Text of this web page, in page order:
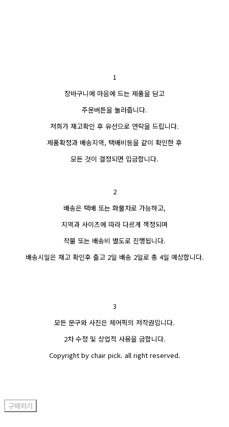
1
장바구니에 마음에 드는 제품을 담고
주문버튼을 눌러줍니다.
저희가 재고확인 후 유선으로 연락을 드립니다.
제품확정과 배송지역, 택배비등을 같이 확인한 후
모든 것이 결정되면 입금합니다.
2
배송은 택배 또는 화물차로 가능하고,
지역과 사이즈에 따라 다르게 책정되며
착불 또는 배송비 별도로 진행됩니다.
배송시일은 재고 확인후 출고 2일 배송 2일로 총 4일 예상합니다.
3
모든 문구와 사진은 체어픽의 저작권입니다.
2차 수정 및 상업적 사용을 금합니다.
Copyright by chair pick. all right reserved.
구매하기